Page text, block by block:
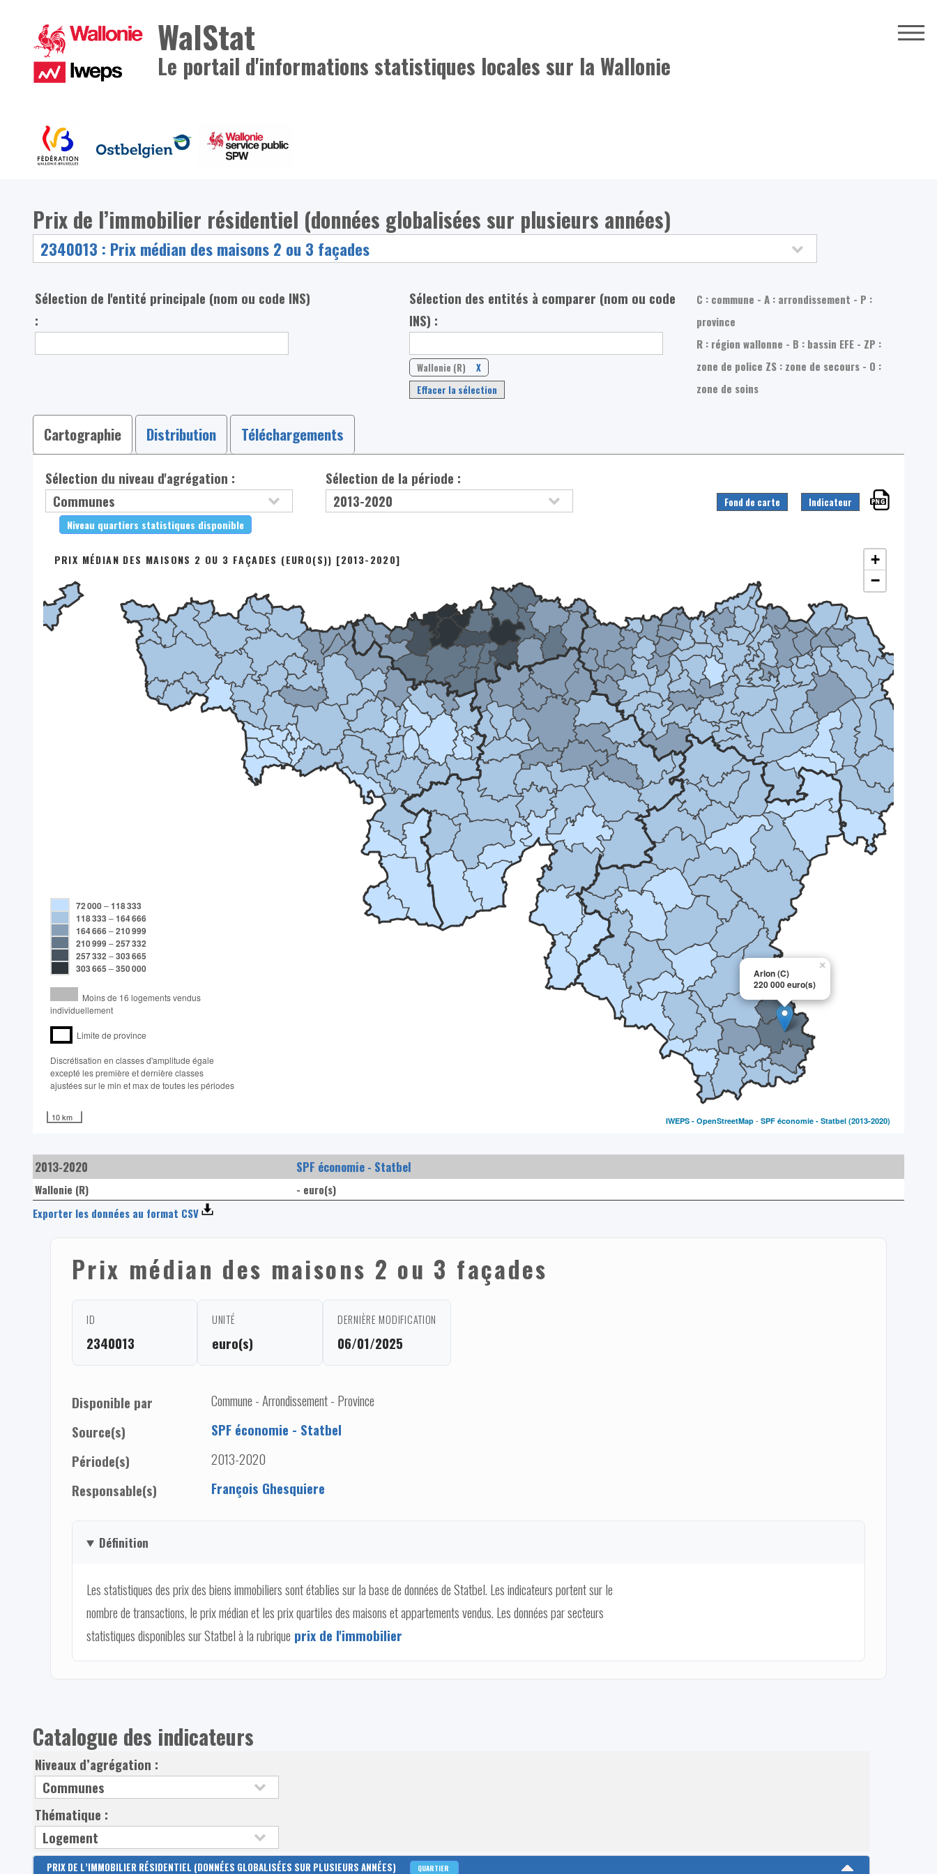
WalStat
Le portail d'informations statistiques locales sur la Wallonie
Prix de l’immobilier résidentiel (données globalisées sur plusieurs années)
Sélection de l'entité principale (nom ou code INS)
:
Sélection des entités à comparer (nom ou code
INS) :
Wallonie (R)
X
Effacer la sélection
C : commune - A : arrondissement - P :
province
R : région wallonne - B : bassin EFE - ZP :
zone de police ZS : zone de secours - O :
zone de soins
Cartographie Distribution Téléchargements
Sélection du niveau d'agrégation :
Niveau quartiers statistiques disponible
Sélection de la période :
Fond de carte Indicateur
Arlon (C)
220 000 euro(s)
×
PRIX MÉDIAN DES MAISONS 2 OU 3 FAÇADES (EURO(S)) [2013-2020]
+
−
72 000–118 333
118 333 –164 666
164 666–210 999
210 999–257 332
257 332 –303 665
303 665 –350 000
Moins de 16 logements vendus
individuellement
Limite de province
Discrétisation en classes d'amplitude égale​
excepté les première et dernière classes
ajustées sur le min et max de toutes les périodes
10 km IWEPS -OpenStreetMap -SPF économie - Statbel (2013-2020)
2013-2020 SPF économie - Statbel
Wallonie (R)
- euro(s)
Exporter les données au format CSV
Prix médian des maisons 2 ou 3 façades
ID
2340013
UNITÉ
euro(s)
DERNIÈRE MODIFICATION
06/01/2025
Disponible par
Commune - Arrondissement - Province
Source(s)
SPF économie - Statbel
Période(s)
2013-2020
Responsable(s)
François Ghesquiere
Définition
Les statistiques des prix des biens immobiliers sont établies sur la base de données de Statbel. Les indicateurs portent sur le
nombre de transactions, le prix médian et les prix quartiles des maisons et appartements vendus. Les données par secteurs
statistiques disponibles sur Statbel à la rubrique prix de l'immobilier
Catalogue des indicateurs
Niveaux d’agrégation :
Thématique :
PRIX DE L’IMMOBILIER RÉSIDENTIEL (DONNÉES GLOBALISÉES SUR PLUSIEURS ANNÉES) QUARTIER